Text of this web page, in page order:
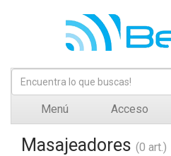
Menú Acceso
Masajeadores (0 art.)